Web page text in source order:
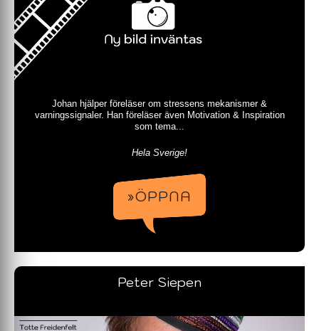
Johan hjälper föreläser om stressens mekanismer &
varningssignaler. Han föreläser även Motivation & Inspiration
som tema...
Hela Sverige!
»ÖPPNA
Peter Siepen